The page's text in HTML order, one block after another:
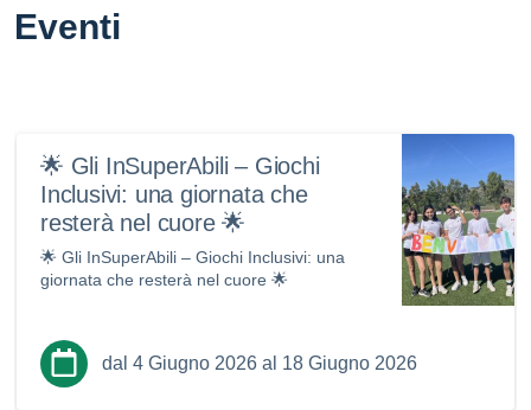
Eventi
🌟 Gli InSuperAbili – Giochi
Inclusivi: una giornata che
resterà nel cuore 🌟
🌟 Gli InSuperAbili – Giochi Inclusivi: una
giornata che resterà nel cuore 🌟
dal 4 Giugno 2026 al 18 Giugno 2026